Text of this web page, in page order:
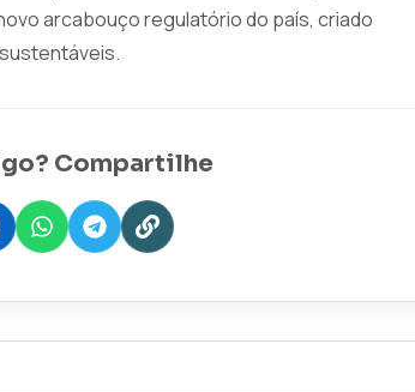
arcabouço regulatório do país, criado
Compartilhe